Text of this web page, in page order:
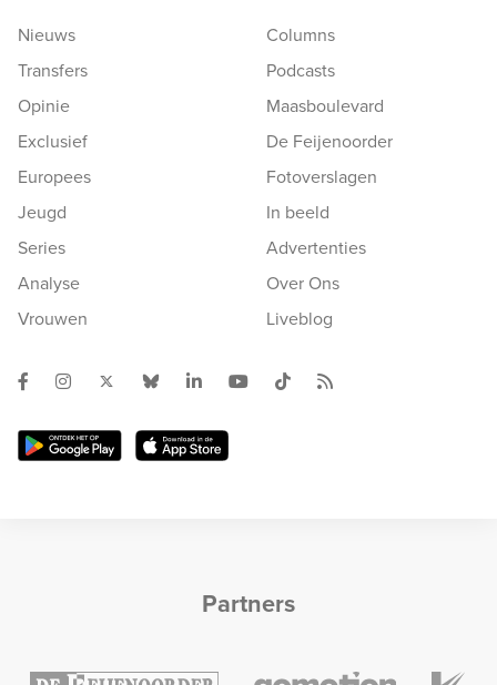
Nieuws
Transfers
Opinie
Exclusief
Europees
Jeugd
Series
Analyse
Vrouwen
Columns
Podcasts
Maasboulevard
De Feijenoorder
Fotoverslagen
In beeld
Advertenties
Over Ons
Liveblog
Partners